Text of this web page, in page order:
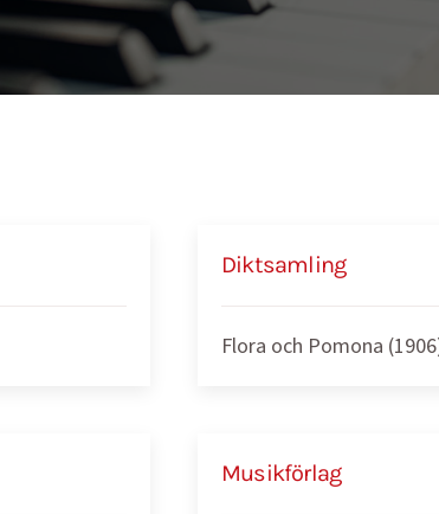
Diktsamling
Flora och Pomona
Musikförlag